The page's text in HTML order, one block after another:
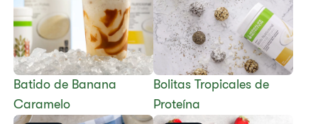
Batido de Banana
Caramelo
​​Bolitas Tropicales de
Proteína​